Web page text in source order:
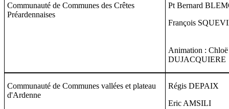
Communauté de Communes des Crêtes
Préardennaises
Pt Bernard
François
Animation : Chloë
DUJACQUIERE
Communauté de Communes vallées et plateau
d'Ardenne
Régis DEPAIX
Eric AMSILI